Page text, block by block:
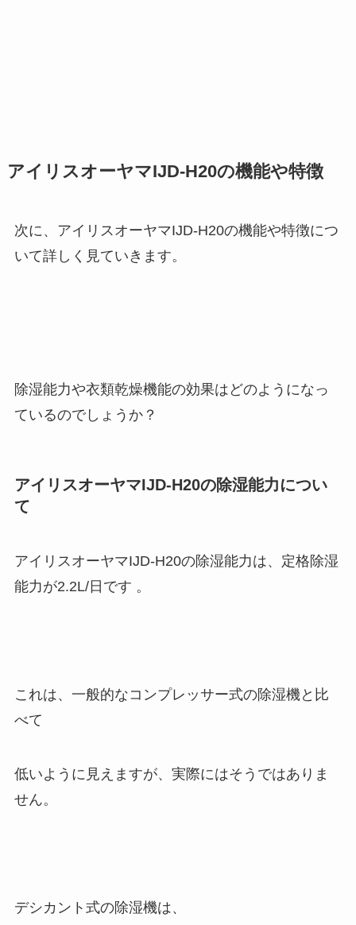
アイリスオーヤマIJD-H20の機能や特徴
次に、アイリスオーヤマIJD-H20の機能や特徴につ
いて詳しく見ていきます。
除湿能力や衣類乾燥機能の効果はどのようになっ
ているのでしょうか？
アイリスオーヤマIJD-H20の除湿能力につい
て
アイリスオーヤマIJD-H20の除湿能力は、定格除湿
能力が2.2L/日です 。
これは、一般的なコンプレッサー式の除湿機と比
べて
低いように見えますが、実際にはそうではありま
せん。
デシカント式の除湿機は、